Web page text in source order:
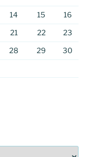
14 15 16
21 22 23
28 29 30